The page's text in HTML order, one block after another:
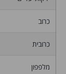
כרוב
כרובית
מלפפון